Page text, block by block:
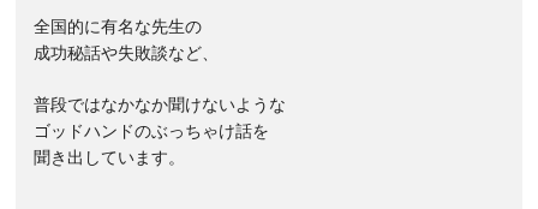
全国的に有名な先生の
成功秘話や失敗談など、
普段ではなかなか聞けないような
ゴッドハンドのぶっちゃけ話を
聞き出しています。